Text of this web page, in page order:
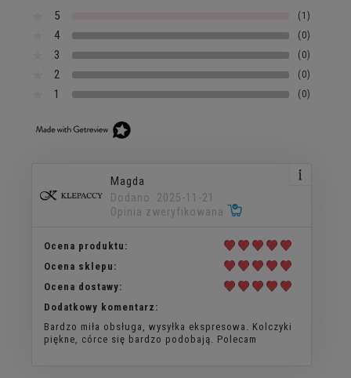
5
(1)
4 (0)
3 (0)
2 (0)
1 (0)
Magda
Dodano: 2025-11-21
Opinia zweryfikowana
Ocena produktu:
Ocena sklepu:
Ocena dostawy:
Dodatkowy komentarz:
Bardzo miła obsługa, wysyłka ekspresowa. Kolczyki
piękne, córce się bardzo podobają. Polecam